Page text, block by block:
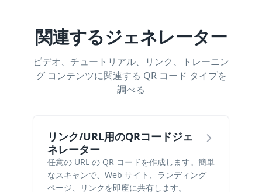
関連するジェネレーター
ビデオ、チュートリアル、リンク、トレーニン
グ コンテンツに関連する QR コード タイプを
調べる
リンク/URL用のQRコードジェ
ネレーター
任意の URL の QR コードを作成します。簡単
なスキャンで、Web サイト、ランディング
ページ、リンクを即座に共有します。